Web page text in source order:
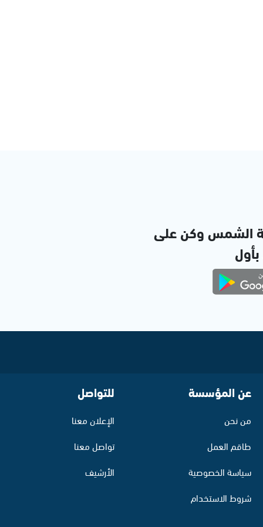
الشمس وكن على
بأول
عن المؤسسة
من نحن
طاقم العمل
سياسة الخصوصية
شروط الاستخدام
للتواصل
الإعلان معنا
تواصل معنا
الأرشيف